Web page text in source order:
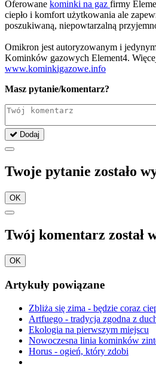
Oferowane kominki na gaz firmy
ciepło i komfort użytkowania ale
poszukiwaną, niepowtarzalną
Omikron jest autoryzowanym i
Kominków gazowych Element4.
www.kominkigazowe.info
Masz pytanie/komentarz?
Dodaj
Twoje pytanie zostało
OK
Twój komentarz został
OK
Artykuły powiązane
Zbliża się zima - będzie coraz
Artfuego - tradycja zgodna z
Ekologia na pierwszym miejscu
Nowoczesna linia kominków
Horus - ogień, który zdobi